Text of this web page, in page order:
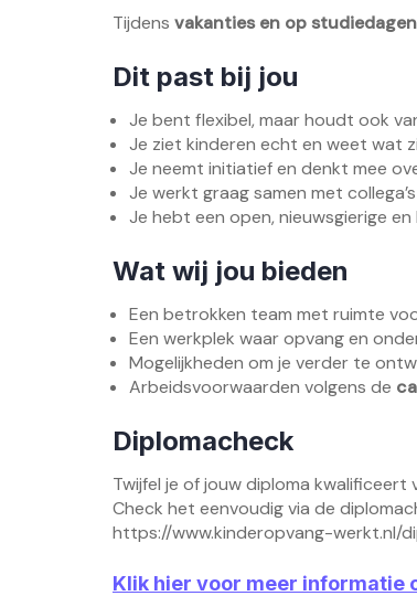
Tijdens vakanties en op
Dit past bij jou
Je bent flexibel, maar houdt ook
Je ziet kinderen echt en weet wat
Je neemt initiatief en denkt mee
Je werkt graag samen met
Je hebt een open, nieuwsgierige
Wat wij jou bieden
Een betrokken team met ruimte
Een werkplek waar opvang en
Mogelijkheden om je verder te
Arbeidsvoorwaarden volgens de
Diplomacheck
Twijfel je of jouw diploma
Check het eenvoudig via de
https://www.kinderopvang-werkt.nl/
Klik hier voor meer informatie